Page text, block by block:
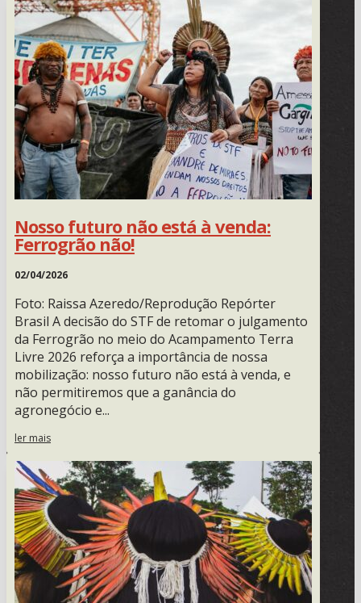
Nosso futuro não está à venda:
Ferrogrão não!
02/04/2026
Foto: Raissa Azeredo/Reprodução Repórter
Brasil A decisão do STF de retomar o julgamento
da Ferrogrão no meio do Acampamento Terra
Livre 2026 reforça a importância de nossa
mobilização: nosso futuro não está à venda, e
não permitiremos que a ganância do
agronegócio e...
ler mais